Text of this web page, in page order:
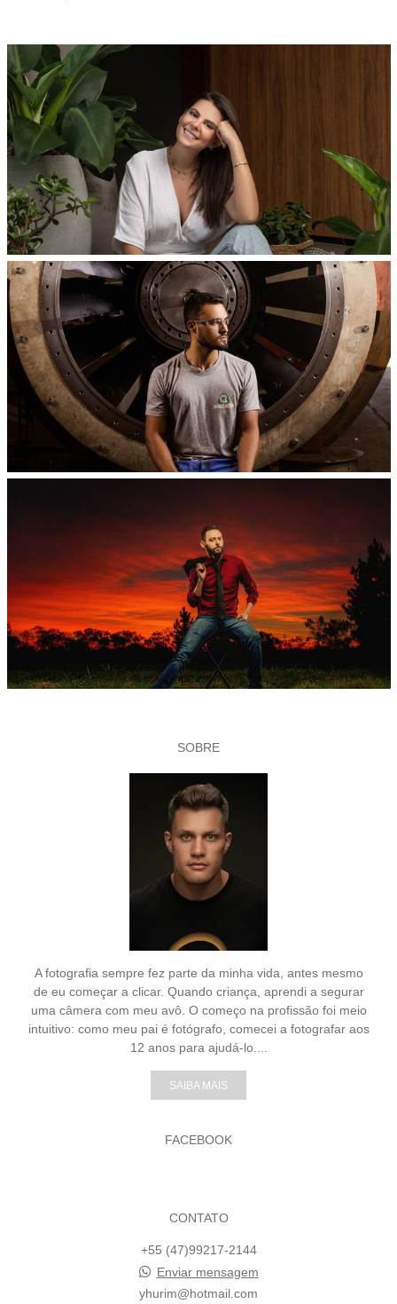
SOBRE
A fotografia sempre fez parte da minha vida, antes mesmo
de eu começar a clicar. Quando criança, aprendi a segurar
uma câmera com meu avô. O começo na profissão foi meio
intuitivo: como meu pai é fotógrafo, comecei a fotografar aos
12 anos para ajudá-lo....
SAIBA MAIS
FACEBOOK
CONTATO
+55 (47)99217-2144
Enviar mensagem
yhurim@hotmail.com